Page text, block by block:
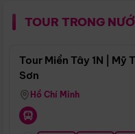
TOUR TRONG
Tour Miền Tây 1N | Mỹ
Sơn
Hồ Chí Minh